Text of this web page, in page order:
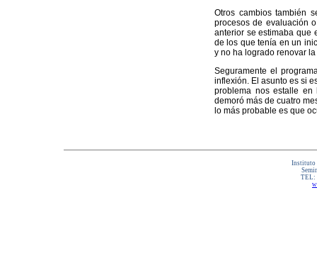
Otros cambios también
procesos de evaluación
anterior se estimaba que
de los que tenía en un
y no ha logrado renovar
Seguramente el
inflexión. El asunto es si
problema nos estalle en
demoró más de cuatro
lo más probable es que
Instituto
TEL: